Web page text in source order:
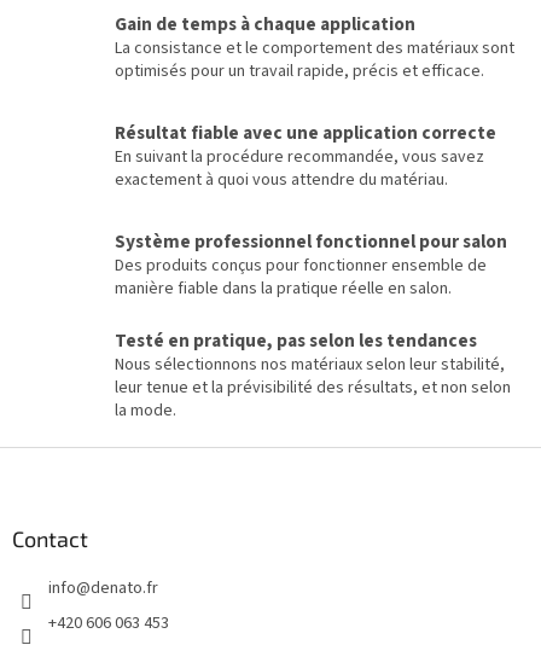
ô
l
e
d
s
l
i
e
s
o
n
Gain de temps à chaque application
La consistance et le comportement des matériaux sont
optimisés pour un travail rapide, précis et efficace.
Résultat fiable avec une application correcte
En suivant la procédure recommandée, vous savez
exactement à quoi vous attendre du matériau.
Système professionnel fonctionnel pour salon
Des produits conçus pour fonctionner ensemble de
manière fiable dans la pratique réelle en salon.
Testé en pratique, pas selon les tendances
Nous sélectionnons nos matériaux selon leur stabilité,
leur tenue et la prévisibilité des résultats, et non selon
la mode.
Contact
info@denato.fr
+420 606 063 453